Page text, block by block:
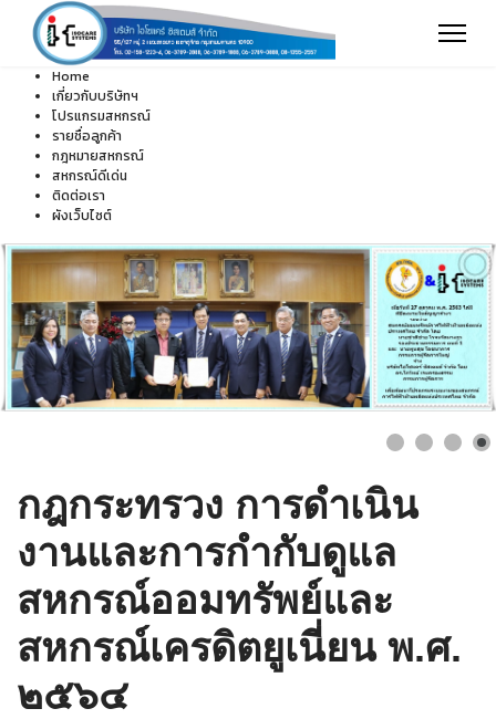
Home
เกี่ยวกับบริษัทฯ
โปรแกรมสหกรณ์
รายชื่อลูกค้า
กฎหมายสหกรณ์
สหกรณ์ดีเด่น
ติดต่อเรา
ผังเว็บไซต์
กฎกระทรวง การดำเนิน
งานและการกำกับดูแล
สหกรณ์ออมทรัพย์และ
สหกรณ์เครดิตยูเนี่ยน พ.ศ.
๒๕๖๔